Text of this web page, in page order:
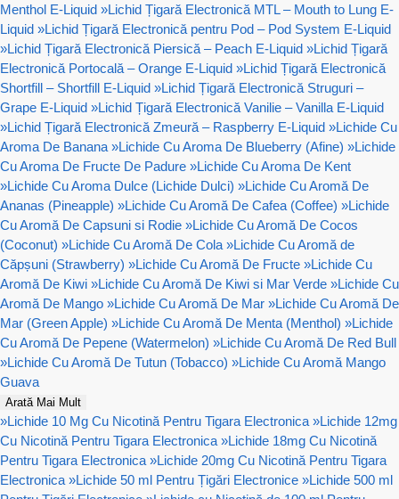
Menthol E-Liquid »Lichid Țigară Electronică MTL – Mouth to Lung E-
Liquid »Lichid Țigară Electronică pentru Pod – Pod System E-Liquid
»Lichid Țigară Electronică Piersică – Peach E-Liquid »Lichid Țigară
Electronică Portocală – Orange E-Liquid »Lichid Țigară Electronică
Shortfill – Shortfill E-Liquid »Lichid Țigară Electronică Struguri –
Grape E-Liquid »Lichid Țigară Electronică Vanilie – Vanilla E-Liquid
»Lichid Țigară Electronică Zmeură – Raspberry E-Liquid »Lichide Cu
Aroma De Banana »Lichide Cu Aroma De Blueberry (Afine) »Lichide
Cu Aroma De Fructe De Padure »Lichide Cu Aroma De Kent
»Lichide Cu Aroma Dulce (Lichide Dulci) »Lichide Cu Aromă De
Ananas (Pineapple) »Lichide Cu Aromă De Cafea (Coffee) »Lichide
Cu Aromă De Capsuni si Rodie »Lichide Cu Aromă De Cocos
(Coconut) »Lichide Cu Aromă De Cola »Lichide Cu Aromă de
Căpșuni (Strawberry) »Lichide Cu Aromă De Fructe »Lichide Cu
Aromă De Kiwi »Lichide Cu Aromă De Kiwi si Mar Verde »Lichide Cu
Aromă De Mango »Lichide Cu Aromă De Mar »Lichide Cu Aromă De
Mar (Green Apple) »Lichide Cu Aromă De Menta (Menthol) »Lichide
Cu Aromă De Pepene (Watermelon) »Lichide Cu Aromă De Red Bull
»Lichide Cu Aromă De Tutun (Tobacco) »Lichide Cu Aromă Mango
Guava
Arată Mai Mult
»Lichide 10 Mg Cu Nicotină Pentru Tigara Electronica »Lichide 12mg
Cu Nicotină Pentru Tigara Electronica »Lichide 18mg Cu Nicotină
Pentru Tigara Electronica »Lichide 20mg Cu Nicotină Pentru Tigara
Electronica »Lichide 50 ml Pentru Țigări Electronice »Lichide 500 ml